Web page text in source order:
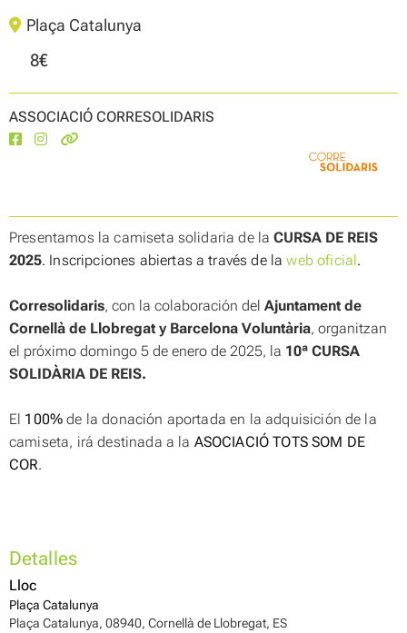
Plaça Catalunya
8€
Presentamos la camiseta solidaria de la CURSA DE REIS
2025. Inscripciones abiertas a través de laweb oficial.
Corresolidaris, con la colaboración del Ajuntament de
Cornellà de Llobregat y Barcelona Voluntària, organitzan
el próximo domingo 5 de enero de 2025, la 10ª CURSA
SOLIDÀRIA DE REIS.
El 100% de la donación aportada en la adquisición de la
camiseta, irá destinada a la ASOCIACIÓ TOTS SOM DE
COR.
ASSOCIACIÓ CORRESOLIDARIS
Detalles
Lloc
Plaça Catalunya
Plaça Catalunya, 08940, Cornellà de Llobregat, ES